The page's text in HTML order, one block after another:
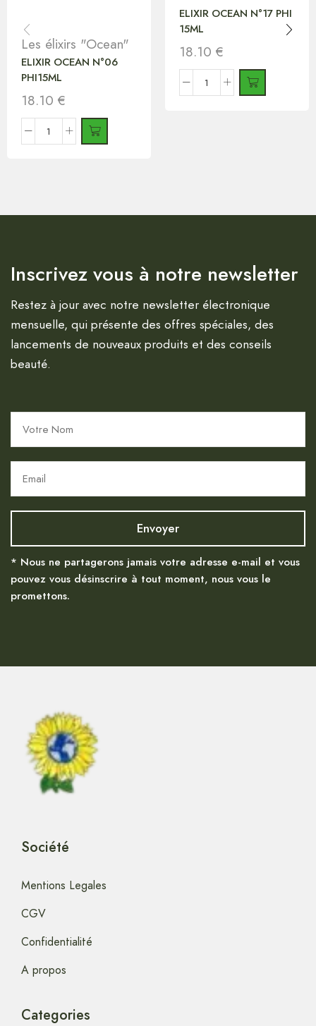
Les élixirs "Ocean"
ELIXIR OCEAN N°06
PHI15ML
18.10 €
ELIXIR OCEAN N°17 PHI
15ML
18.10 €
Inscrivez vous à notre newsletter
Restez à jour avec notre newsletter électronique
mensuelle, qui présente des offres spéciales, des
lancements de nouveaux produits et des conseils
beauté.
* Nous ne partagerons jamais votre adresse e-mail et vous
pouvez vous désinscrire à tout moment, nous vous le
promettons.
Société
Mentions Legales
CGV
Confidentialité
A propos
Categories